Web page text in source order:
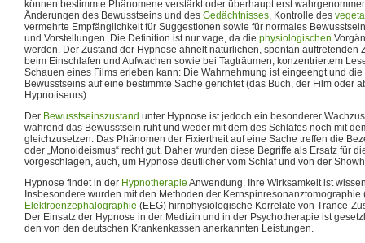
können bestimmte Phänomene verstärkt oder überhaupt erst
Änderungen des Bewusstseins und des Gedächtnisses, Kontrolle des
vermehrte Empfänglichkeit für Suggestionen sowie für normales
und Vorstellungen. Die Definition ist nur vage, da die physiologischen
werden. Der Zustand der Hypnose ähnelt natürlichen, spontan auftretenden
beim Einschlafen und Aufwachen sowie bei Tagträumen, konzentriertem
Schauen eines Films erleben kann: Die Wahrnehmung ist eingeengt und
Bewusstseins auf eine bestimmte Sache gerichtet (das Buch, der Film oder
Hypnotiseurs).
Der Bewusstseinszustand unter Hypnose ist jedoch ein besonderer
während das Bewusstsein ruht und weder mit dem des Schlafes noch mit
gleichzusetzen. Das Phänomen der Fixiertheit auf eine Sache treffen die
oder „Monoideismus“ recht gut. Daher wurden diese Begriffe als Ersatz für
vorgeschlagen, auch, um Hypnose deutlicher vom Schlaf und von der
Hypnose findet in der Hypnotherapie Anwendung. Ihre Wirksamkeit ist
Insbesondere wurden mit den Methoden der Kernspinresonanztomographie
Elektroenzephalographie (EEG) hirnphysiologische Korrelate von Trance-
Der Einsatz der Hypnose in der Medizin und in der Psychotherapie ist
den von den deutschen Krankenkassen anerkannten Leistungen.